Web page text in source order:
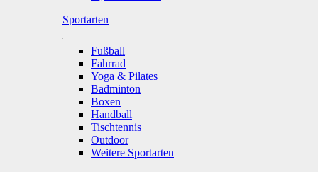
Sportarten
Fußball
Fahrrad
Yoga & Pilates
Badminton
Boxen
Handball
Tischtennis
Outdoor
Weitere Sportarten